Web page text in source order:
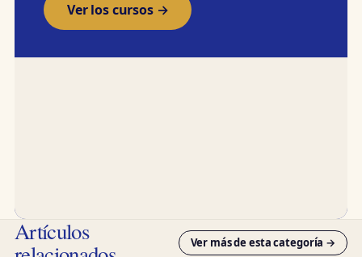
Ver los cursos →
Artículos Ver más de esta categoría →